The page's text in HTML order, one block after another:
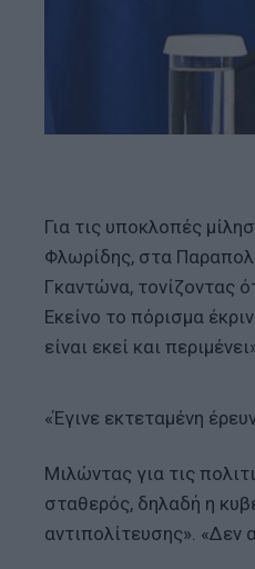
Για τις υποκλοπές
Φλωρίδης, στα
Γκαντώνα, τονίζοντας
Εκείνο το πόρισμα
είναι εκεί και
«Έγινε εκτεταμένη
Μιλώντας για τις
σταθερός, δηλαδή η
αντιπολίτευσης». «Δεν